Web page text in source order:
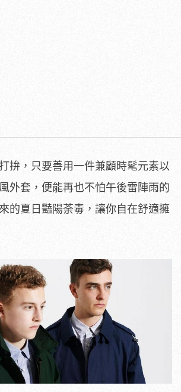
拚，只要善用一件兼顧時髦元素以
外套，便能再也不怕午後雷陣雨的
的夏日豔陽荼毒，讓你自在舒適擁